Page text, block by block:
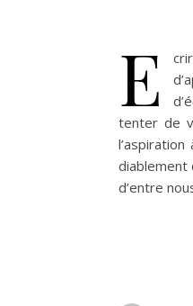
E
tenter de
diablement
d’entre